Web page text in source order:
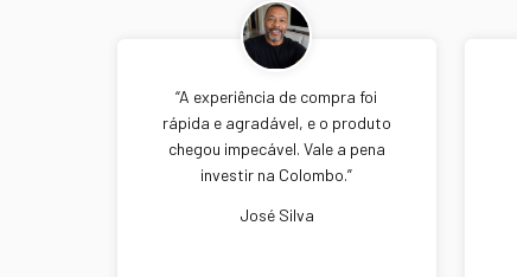
“A experiência de compra foi
rápida e agradável, e o produto
chegou impecável. Vale a pena
investir na Colombo.”
José Silva